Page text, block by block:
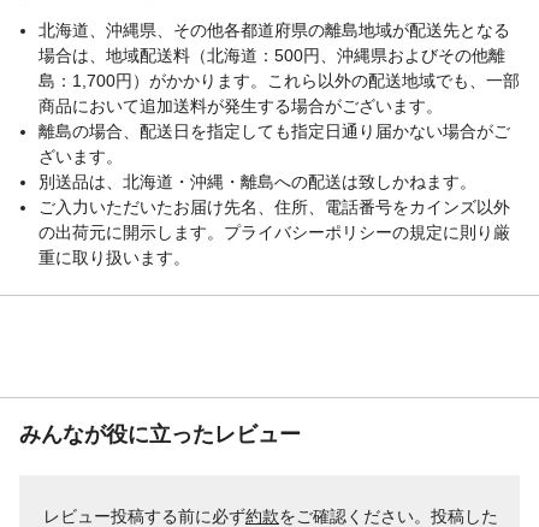
北海道、沖縄県、その他各都道府県の離島地域が配送先となる
場合は、地域配送料（北海道：500円、沖縄県およびその他離
島：1,700円）がかかります。これら以外の配送地域でも、一部
商品において追加送料が発生する場合がございます。
離島の場合、配送日を指定しても指定日通り届かない場合がご
ざいます。
別送品は、北海道・沖縄・離島への配送は致しかねます。
ご入力いただいたお届け先名、住所、電話番号をカインズ以外
の出荷元に開示します。プライバシーポリシーの規定に則り厳
重に取り扱います。
みんなが役に立ったレビュー
レビュー投稿する前に必ず約款をご確認ください。投稿した